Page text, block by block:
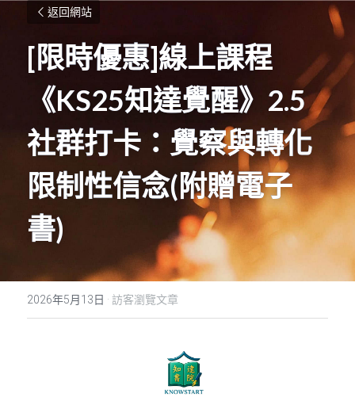
返回網站
[限時優惠]線上課程
《KS25知達覺醒》2.5
社群打卡：覺察與轉化
限制性信念(附贈電子
書)
2026年5月13日 · 訪客瀏覽文章